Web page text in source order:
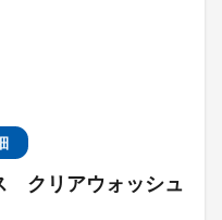
クリアウォッシュ